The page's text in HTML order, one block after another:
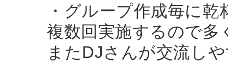
・グループ作成毎に乾
複数回実施するので多
またDJさんが交流し